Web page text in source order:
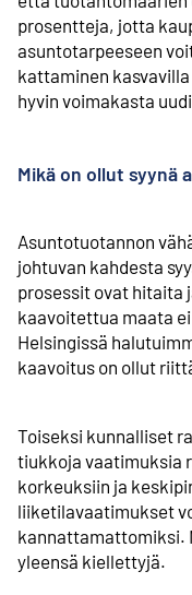
prosentteja, jotta
asunto­tarpeeseen
kattaminen
hyvin voimakasta
Mikä on ollut syynä
Asuntotuotannon
johtuvan kahdesta
prosessit ovat hitaita
kaavoitettua maata
Helsingissä
kaavoitus on ollut
Toiseksi kunnalliset
tiukkoja vaatimuksia
korkeuksiin ja
liiketila­vaatimukset
kannattamattomiksi.
yleensä kiellettyjä.